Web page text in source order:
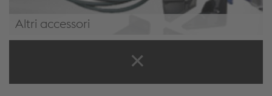
Altri accessori